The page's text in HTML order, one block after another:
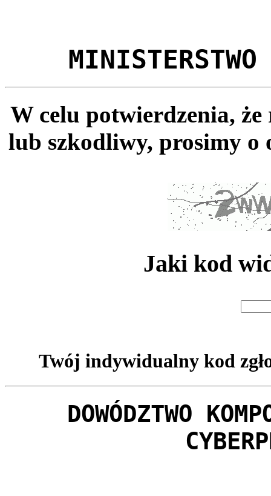
MINISTERSTWO
W celu potwierdzenia,
lub szkodliwy, prosimy o
Jaki kod
Twój indywidualny kod
DOWÓDZTWO